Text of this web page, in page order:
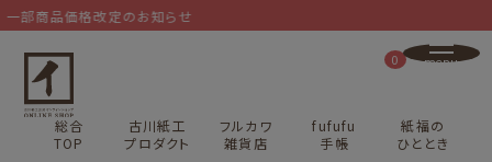
商品価格改定のお知らせ
総合
TOP
古川紙工
プロダクト
フルカワ
雑貨店
fufufu
手帳
紙福の
ひととき
0